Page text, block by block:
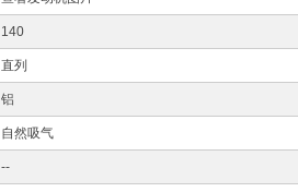
140
直列
铝
自然吸气
--